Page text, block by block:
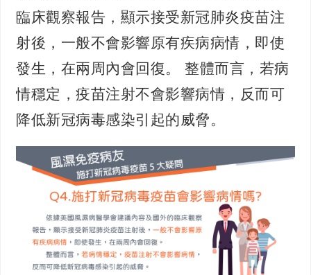
臨床觀察報告，顯示接受新冠肺炎疫苗注
射後，一般不會影響原有疾病病情，即使
發生，在兩周內會回復。 整體而言，若病
情穩定，疫苗注射不會影響病情，反而可
降低新冠病毒感染引起的威脅。